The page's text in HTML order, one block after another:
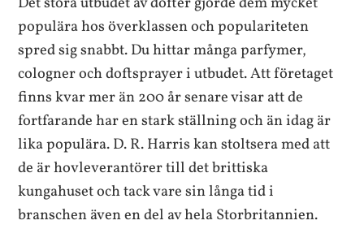
populära hos överklassen och populariteten
spred sig snabbt. Du hittar många parfymer,
cologner och doftsprayer i utbudet. Att företaget
finns kvar mer än 200 år senare visar att de
fortfarande har en stark ställning och än idag är
lika populära. D. R. Harris kan stoltsera med att
de är hovleverantörer till det brittiska
kungahuset och tack vare sin långa tid i
branschen även en del av hela Storbritannien.